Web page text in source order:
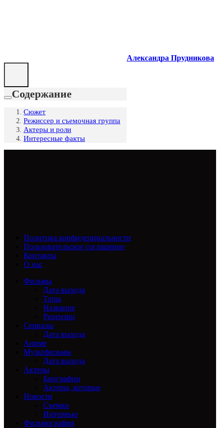
Александра Прудникова
Содержание
Сюжет
Режиссер и съемочная группа
Актеры и роли
Интересные факты
Политика конфиденциальности
Пользовательское соглашение
Контакты
О нас
Фильмы
Дата выхода
Топы
Название
Рецензии
Сериалы
Дата выхода
Аниме
Мультфильмы
Дата выхода
Актеры
Биографии
Актеры, которые
Новости
Съемки
Интервью
Фильмография